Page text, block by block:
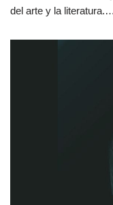
del arte y la literatura.…